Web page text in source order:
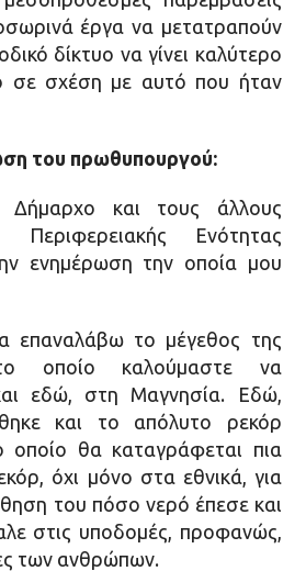
έργα να μετατραπούν
δίκτυο να γίνει καλύτερο
σε σχέση με αυτό που ήταν
του πρωθυπουργού:
Δήμαρχο και τους άλλους
Ενότητας
ενημέρωση την οποία μου
επαναλάβω το μέγεθος της
οποίο καλούμαστε να
εδώ, στη Μαγνησία. Εδώ,
και το απόλυτο ρεκόρ
οποίο θα καταγράφεται πια
όχι μόνο στα εθνικά, για
του πόσο νερό έπεσε και
στις υποδομές, προφανώς,
των ανθρώπων.